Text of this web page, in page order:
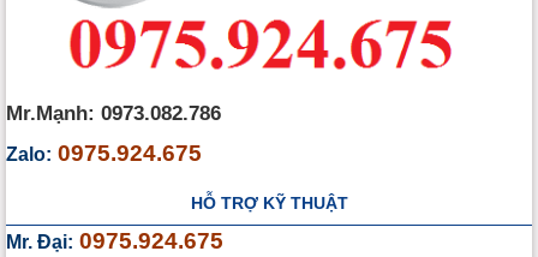
Mr.Mạnh: 0973.082.786
Zalo: 0975.924.675
HỖ TRỢ KỸ THUẬT
Mr. Đại: 0975.924.675